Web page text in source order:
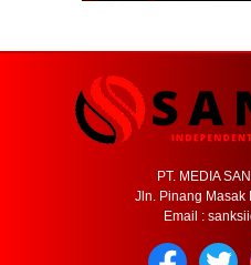
PT. MEDIA
Jln. Pinang Masak
Email :